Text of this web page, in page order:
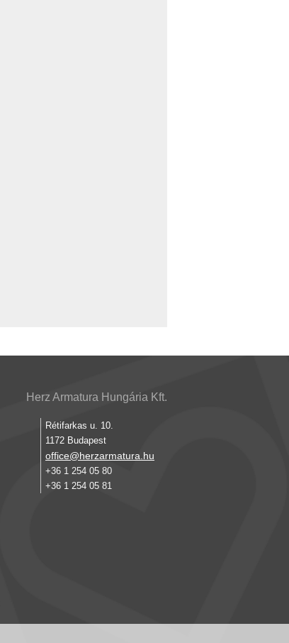
Herz Armatura Hungária Kft.
Rétifarkas u. 10.
1172 Budapest
office@herzarmatura.hu
+36 1 254 05 80
+36 1 254 05 81